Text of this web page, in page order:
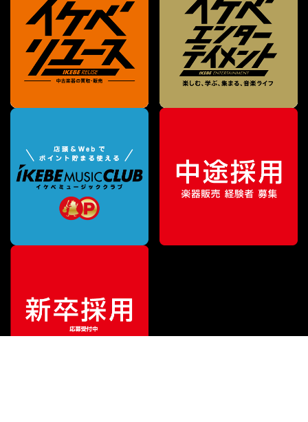
販売価格¥ 1,364（税込）
¥1,254（税込）